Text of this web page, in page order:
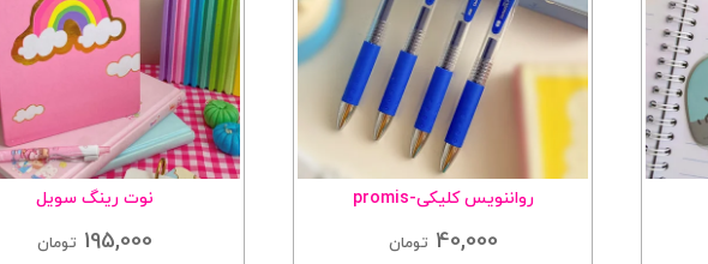
رواننویس کلیکی-promis
40,000 تومان
نوت رینگ سویل
195,000 تومان